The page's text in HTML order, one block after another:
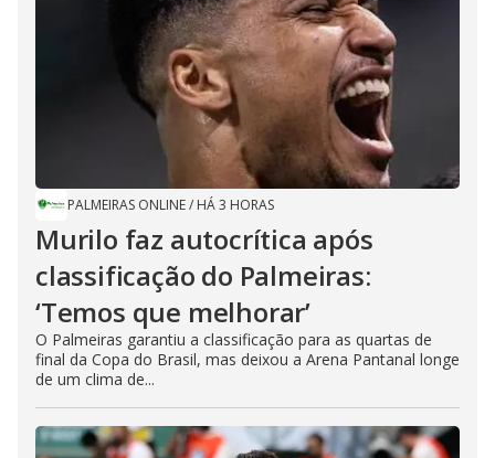
PALMEIRAS ONLINE/ HÁ 3 HORAS
Murilo faz autocrítica após
classificação do Palmeiras:
‘Temos que melhorar’
O Palmeiras garantiu a classificação para as quartas de
final da Copa do Brasil, mas deixou a Arena Pantanal longe
de um clima de...